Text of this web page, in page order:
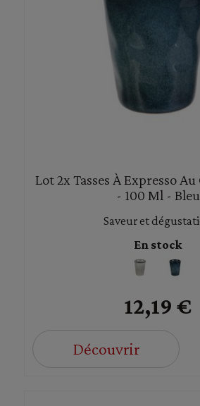
Lot 2x Tasses À Expresso
- 100 Ml - Bleu
Saveur et
En stock
12,19 €
Découvrir